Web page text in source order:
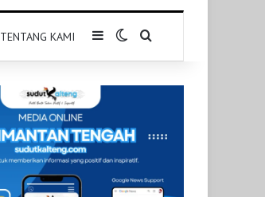
TENTANG KAMI SidebarSwitch skin
Pencarian untuk